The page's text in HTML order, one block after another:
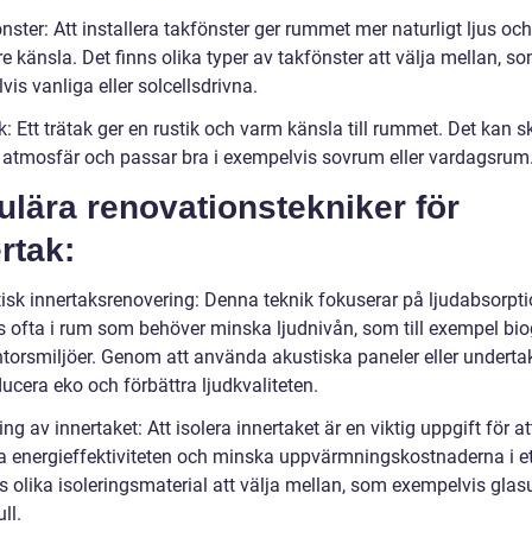
Att installera takfönster ger rummet mer naturligt ljus
känsla. Det finns olika typer av takfönster att välja mellan,
vanliga eller solcellsdrivna.
Ett trätak ger en rustik och varm känsla till rummet. Det kan
och passar bra i exempelvis sovrum eller
renovationstekniker för
innertaksrenovering: Denna teknik fokuserar på
ofta i rum som behöver minska ljudnivån, som till exempel
Genom att använda akustiska paneler eller
eko och förbättra ljudkvaliteten.
av innertaket: Att isolera innertaket är en viktig uppgift för
energieffektiviteten och minska uppvärmningskostnaderna i
olika isoleringsmaterial att välja mellan, som exempelvis